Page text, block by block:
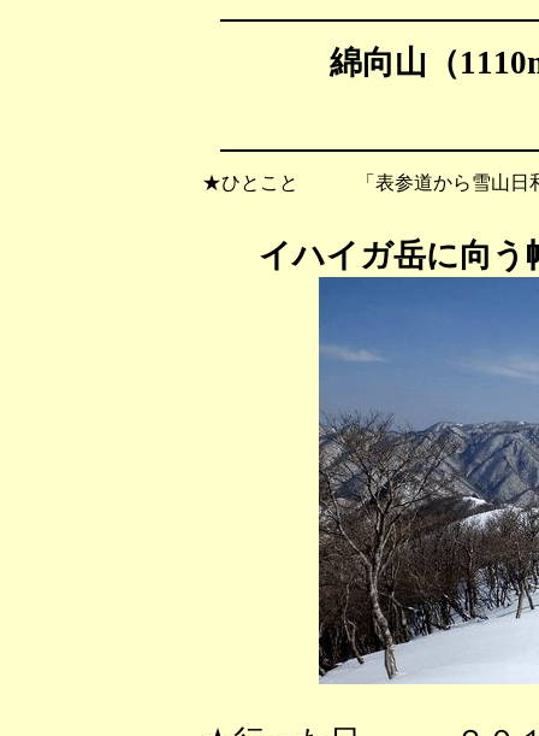
綿向山（
★ひとこと 「表参道から雪山日和
イハイガ岳に向う